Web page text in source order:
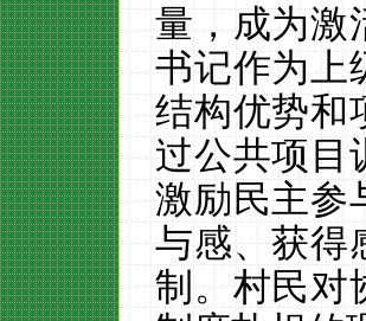
量，成为激
书记作为上
结构优势和
过公共项目
激励民主参
与感、获得
制。村民对